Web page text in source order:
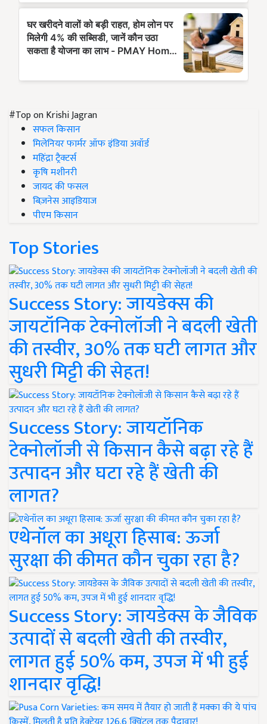
#Top on Krishi Jagran
सफल किसान
मिलेनियर फार्मर ऑफ इंडिया अवॉर्ड
महिंद्रा ट्रैक्टर्स
कृषि मशीनरी
जायद की फसल
बिज़नेस आइडियाज
पीएम किसान
Top Stories
Success Story: जायडेक्स की
जायटॉनिक टेक्नोलॉजी ने बदली खेती
की तस्वीर, 30% तक घटी लागत और
सुधरी मिट्टी की सेहत!
Success Story: जायटॉनिक
टेक्नोलॉजी से किसान कैसे बढ़ा रहे हैं
उत्पादन और घटा रहे हैं खेती की
लागत?
एथेनॉल का अधूरा हिसाब: ऊर्जा
सुरक्षा की कीमत कौन चुका रहा है?
Success Story: जायडेक्स के जैविक
उत्पादों से बदली खेती की तस्वीर,
लागत हुई 50% कम, उपज में भी हुई
शानदार वृद्धि!